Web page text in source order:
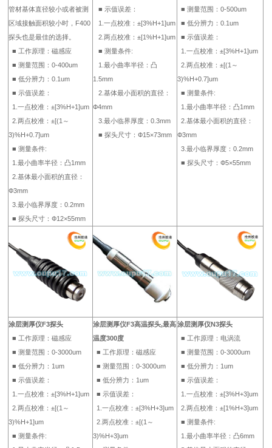
管材基体直径较小或者被测
区域接触面积较小时，F400
探头也是最佳的选择。
■ 工作原理：磁感应
■ 测量范围：0-400um
■ 低分辨力：0.1um
■ 示值误差：
1.一点校准：±[3%H+1]um
2.两点校准：±[(1～
3)%H+0.7]um
■ 测量条件:
1.最小曲率半径：凸1mm
2.基体最小面积的直径：
Ф3mm
3.最小临界厚度：0.2mm
■ 探头尺寸：Ф12×55mm
■ 示值误差：
1.一点校准：±[3%H+1]um
2.两点校准：±[1%H+1]um
■ 测量条件:
1.最小曲率半径：凸
1.5mm
2.基体最小面积的直径：
Ф4mm
3.最小临界厚度：0.3mm
■ 探头尺寸：Ф15×73mm
■ 测量范围：0-500um
■ 低分辨力：0.1um
■ 示值误差：
1.一点校准：±[3%H+1]um
2.两点校准：±[(1～
3)%H+0.7]um
■ 测量条件:
1.最小曲率半径：凸1mm
2.基体最小面积的直径：
Ф3mm
3.最小临界厚度：0.2mm
■ 探头尺寸：Ф5×55mm
涂层测厚仪F3探头
■ 工作原理：磁感应
■ 测量范围：0-3000um
■ 低分辨力：1um
■ 示值误差：
1.一点校准：±[3%H+1]um
2.两点校准：±[(1～
3)%H+1]um
■ 测量条件:
涂层测厚仪F3高温探头,最高
温度300度
■ 工作原理：磁感应
■ 测量范围：0-3000um
■ 低分辨力：1um
■ 示值误差：
1.一点校准：±[3%H+3]um
2.两点校准：±[(1～
3)%H+3]um
涂层测厚仪N3探头
■ 工作原理：电涡流
■ 测量范围：0-3000um
■ 低分辨力：1um
■ 示值误差：
1.一点校准：±[3%H+3]um
2.两点校准：±[1%H+3]um
■ 测量条件:
1.最小曲率半径：凸6mm